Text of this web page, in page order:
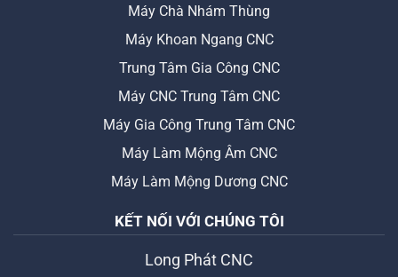
Máy Chà Nhám Thùng
Máy Khoan Ngang CNC
Trung Tâm Gia Công CNC
Máy CNC Trung Tâm CNC
Máy Gia Công Trung Tâm CNC
Máy Làm Mộng Âm CNC
Máy Làm Mộng Dương CNC
KẾT NỐI VỚI CHÚNG TÔI
Long Phát CNC